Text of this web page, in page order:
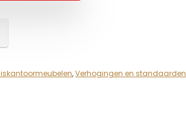
,Verhogingen en standaarden